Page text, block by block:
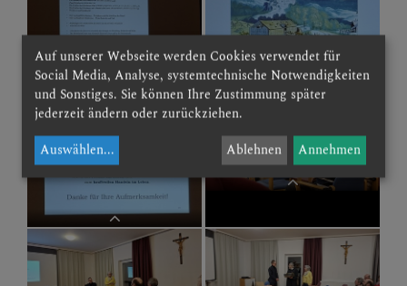
Wein in der Bibel Wein in der Bibel
Wein in der Bibel
Wein in der Bibel
Auf unserer Webseite werden Cookies verwendet für
Social Media, Analyse, systemtechnische Notwendigkeiten
und Sonstiges. Sie können Ihre Zustimmung später
jederzeit ändern oder zurückziehen.
Auswählen... Ablehnen Annehmen